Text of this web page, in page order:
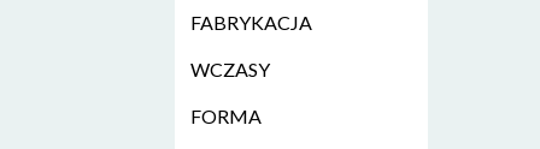
FABRYKACJA
WCZASY
FORMA